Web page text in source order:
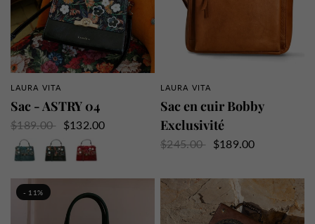
APERÇU RAPIDE
LAURA VITA
Sac - ASTRY 04
$189.00
$132.00
Bleu
Noir Rouge
APERÇU RAPIDE
LAURA VITA
Sac en cuir Bobby
Exclusivité
$245.00 $189.00
- 11%